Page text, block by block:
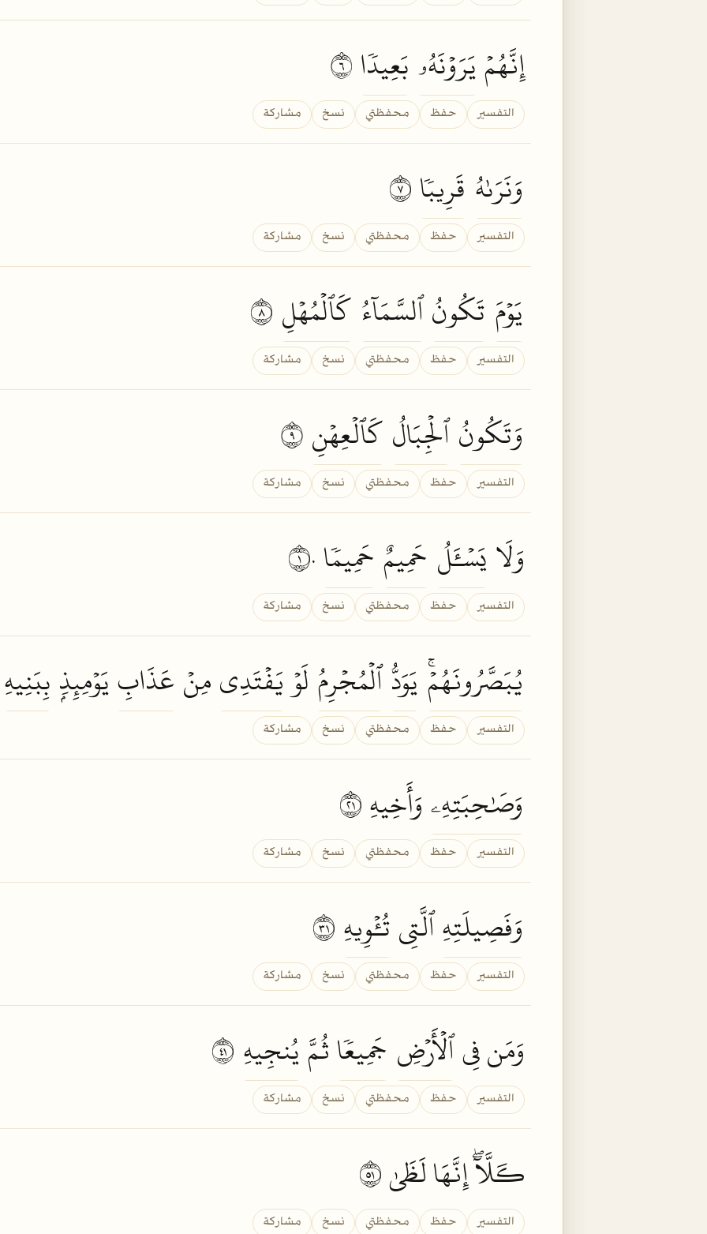
إِنَّهُمۡيَرَوۡنَهُۥبَعِيدٗا
التفسير حفظ محفظتي نسخ مشاركة
وَنَرَىٰهُ قَرِيبٗا
التفسير حفظ محفظتي نسخ مشاركة
يَوۡمَ تَكُونُٱلسَّمَآءُ كَٱلۡمُهۡلِ
التفسير حفظ محفظتي نسخ مشاركة
وَتَكُونُٱلۡجِبَالُكَٱلۡعِهۡنِ
التفسير حفظ محفظتي نسخ مشاركة
وَلَايَسۡـَٔلُ حَمِيمٌحَمِيمٗا
التفسير حفظ محفظتي نسخ مشاركة
يُبَصَّرُونَهُمۡۚيَوَدُّٱلۡمُجۡرِمُلَوۡ يَفۡتَدِيمِنۡعَذَابِيَوۡمِئِذِۭبِبَنِيهِ
التفسير حفظ محفظتي نسخ مشاركة
وَصَٰحِبَتِهِۦوَأَخِيهِ ١٢
التفسير حفظ محفظتي نسخ مشاركة
وَفَصِيلَتِهِٱلَّتِيتُـٔۡوِيهِ
التفسير حفظ محفظتي نسخ مشاركة
وَمَن فِيٱلۡأَرۡضِ جَمِيعٗاثُمَّيُنجِيهِ
التفسير حفظ محفظتي نسخ مشاركة
كـَلَّآۖ إِنَّهَا لَظَىٰ ١٥
التفسير حفظ محفظتي نسخ مشاركة